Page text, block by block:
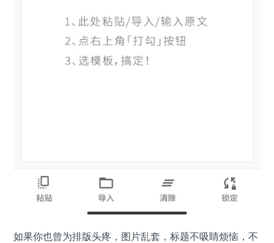
如果你也曾为排版头疼，图片乱套，标题不吸睛烦恼，不